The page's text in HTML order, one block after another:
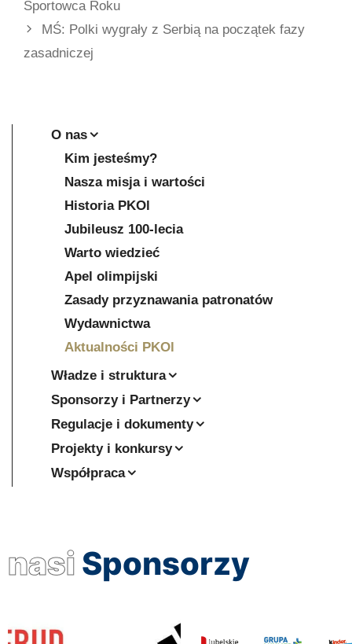
Sportowca Roku
MŚ: Polki wygrały z Serbią na początek fazy
zasadniczej
O nas
Kim jesteśmy?
Nasza misja i wartości
Historia PKOl
Jubileusz 100-lecia
Warto wiedzieć
Apel olimpijski
Zasady przyznawania patronatów
Wydawnictwa
Aktualności PKOl
Władze i struktura
Sponsorzy i Partnerzy
Regulacje i dokumenty
Projekty i konkursy
Współpraca
nasi Sponsorzy